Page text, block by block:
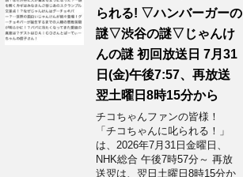
られる! ▽ハンバーガーの
謎▽渋谷の謎▽じゃんけ
んの謎 初回放送日 7月31
日(金)午後7:57、再放送
翌土曜日8時15分から
チコちゃんファンの皆様！
「チコちゃんに叱られる！」​
は、2026年7月31日金曜日、
NHK総合 午後7時57分～ 再放
送翌は、翌日土曜日8時15分か